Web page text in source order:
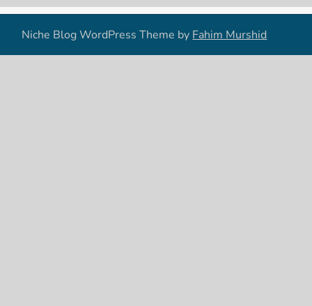
Niche Blog WordPress Theme by Fahim Murshid